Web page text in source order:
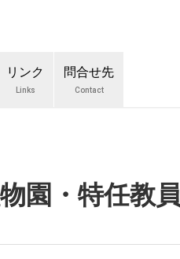
リンク
Links
問合せ先
Contact
園・特任教員